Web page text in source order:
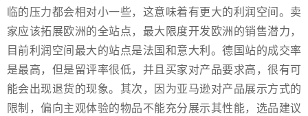
临的压力都会相对小一些，这意味着有更大的利润空间。卖
家应该拓展欧洲的全站点，最大限度开发欧洲的销售潜力，
目前利润空间最大的站点是法国和意大利。德国站的成交率
是最高，但是留评率很低，并且买家对产品要求高，很有可
能会出现退货的现象。其次，因为亚马逊对产品展示方式的
限制，偏向主观体验的物品不能充分展示其性能，选品建议